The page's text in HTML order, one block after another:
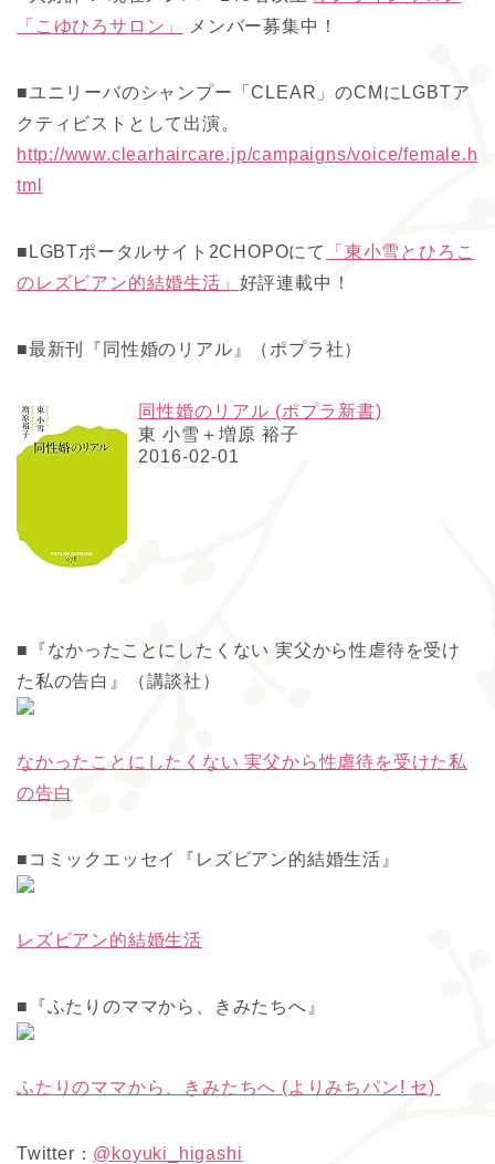
「こゆひろサロン」
メンバー募集中！
■ユニリーバのシャンプー「CLEAR」のCMにLGBTア
クティビストとして出演。
http://www.clearhaircare.jp/campaigns/voice/female.h
tml
■LGBTポータルサイト2CHOPOにて
「東小雪とひろこ
のレズビアン的結婚生活」 好評連載中！
■最新刊『同性婚のリアル』（ポプラ社）
同性婚のリアル (ポプラ新書)
東 小雪＋増原 裕子
2016-02-01
■『なかったことにしたくない 実父から性虐待を受け
た私の告白』（講談社）
なかったことにしたくない 実父から性虐待を受けた私
の告白
■コミックエッセイ『レズビアン的結婚生活』
レズビアン的結婚生活
■『ふたりのママから、きみたちへ』
ふたりのママから、きみたちへ (よりみちパン! セ)
Twitter： @koyuki_higashi